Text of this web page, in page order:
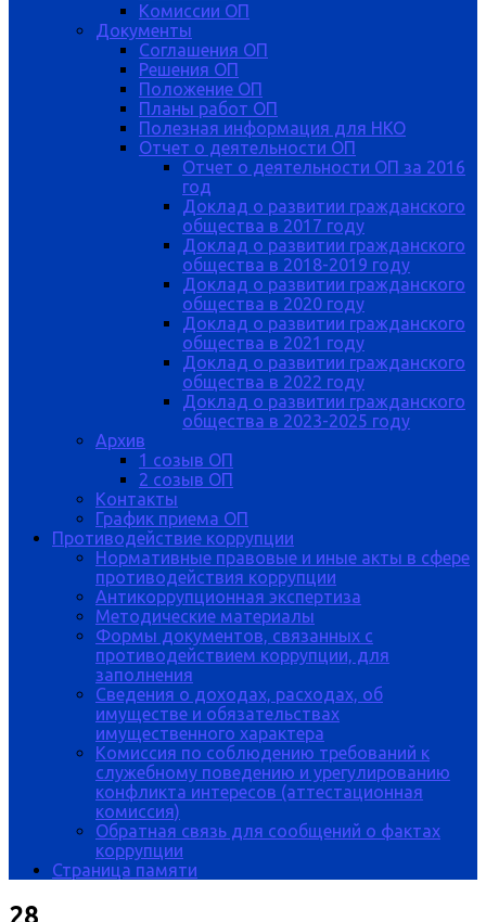
Комиссии ОП
Документы
Соглашения ОП
Решения ОП
Положение ОП
Планы работ ОП
Полезная информация для НКО
Отчет о деятельности ОП
Отчет о деятельности ОП за 2016
год
Доклад о развитии гражданского
общества в 2017 году
Доклад о развитии гражданского
общества в 2018-2019 году
Доклад о развитии гражданского
общества в 2020 году
Доклад о развитии гражданского
общества в 2021 году
Доклад о развитии гражданского
общества в 2022 году
Доклад о развитии гражданского
общества в 2023-2025 году
Архив
1 созыв ОП
2 созыв ОП
Контакты
График приема ОП
Противодействие коррупции
Нормативные правовые и иные акты в сфере
противодействия коррупции
Антикоррупционная экспертиза
Методические материалы
Формы документов, связанных с
противодействием коррупции, для
заполнения
Сведения о доходах, расходах, об
имуществе и обязательствах
имущественного характера
Комиссия по соблюдению требований к
служебному поведению и урегулированию
конфликта интересов (аттестационная
комиссия)
Обратная связь для сообщений о фактах
коррупции
Страница памяти
28